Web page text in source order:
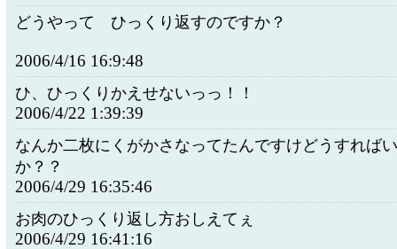
どうやって ひっくり返すのですか？
2006/4/16 16:9:48
ひ、ひっくりかえせないっっ！！
2006/4/22 1:39:39
なんか二枚にくがかさなってたんですけどうすれば
か？？
2006/4/29 16:35:46
お肉のひっくり返し方おしえてぇ
2006/4/29 16:41:16